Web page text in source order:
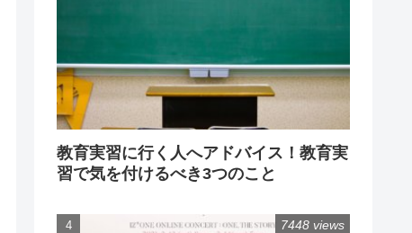
教育実習に行く人へアドバイス！教育実
習で気を付けるべき3つのこと
7448 views